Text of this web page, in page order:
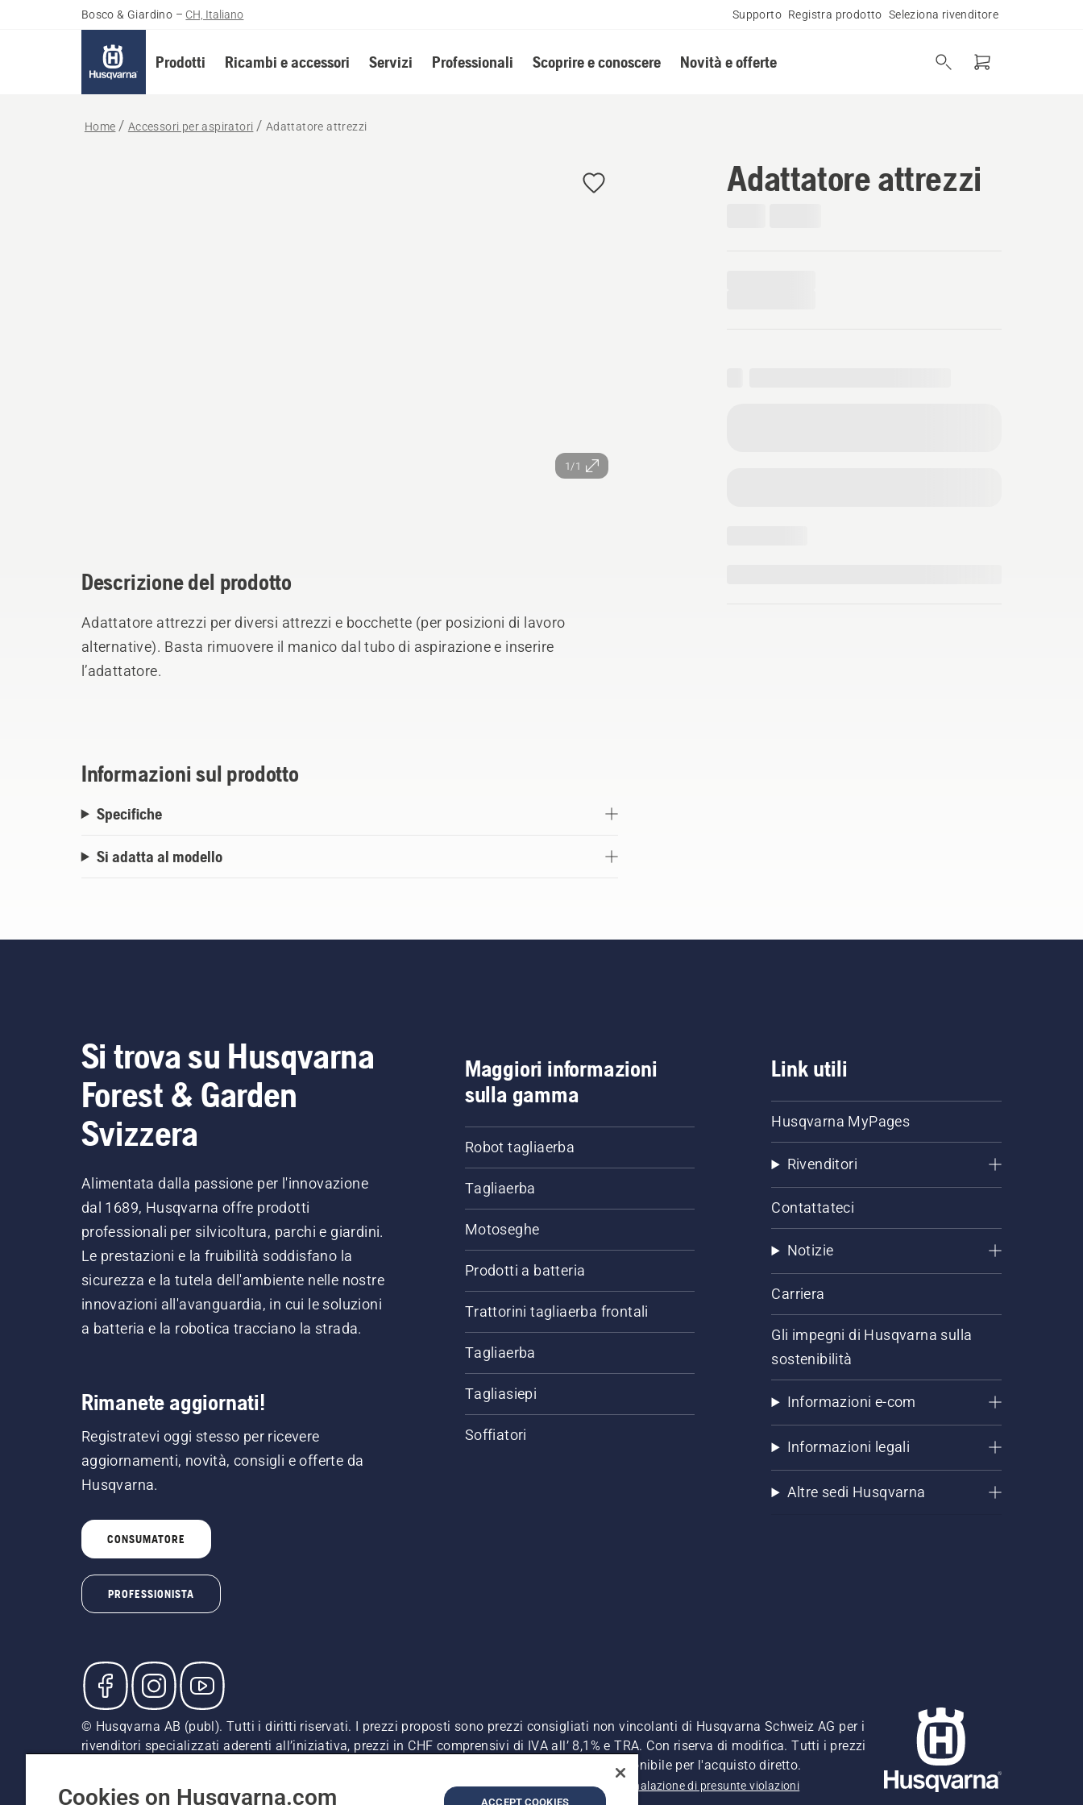
Bosco & Giardino – CH, Italiano Supporto Registra prodotto Seleziona rivenditore
Prodotti Ricambi e accessori Servizi Professionali Scoprire e conoscere Novità e offerte
Home Accessori per aspiratori Adattatore attrezzi
1/1
Adattatore attrezzi
Descrizione del prodotto
Adattatore attrezzi per diversi attrezzi e bocchette (per posizioni di lavoro
alternative). Basta rimuovere il manico dal tubo di aspirazione e inserire
l’adattatore.
Informazioni sul prodotto
Specifiche
Si adatta al modello
Si trova su Husqvarna
Forest & Garden
Svizzera
Alimentata dalla passione per l'innovazione
dal 1689, Husqvarna offre prodotti
professionali per silvicoltura, parchi e giardini.
Le prestazioni e la fruibilità soddisfano la
sicurezza e la tutela dell'ambiente nelle nostre
innovazioni all'avanguardia, in cui le soluzioni
a batteria e la robotica tracciano la strada.
Rimanete aggiornati!
Registratevi oggi stesso per ricevere
aggiornamenti, novità, consigli e offerte da
Husqvarna.
CONSUMATORE
PROFESSIONISTA
Maggiori informazioni
sulla gamma
Robot tagliaerba
Tagliaerba
Motoseghe
Prodotti a batteria
Trattorini tagliaerba frontali
Tagliaerba
Tagliasiepi
Soffiatori
Link utili
Husqvarna MyPages
Rivenditori
Contattateci
Notizie
Carriera
Gli impegni di Husqvarna sulla
sostenibilità
Informazioni e-com
Informazioni legali
Altre sedi Husqvarna
© Husqvarna AB (publ). Tutti i diritti riservati. I prezzi proposti sono prezzi consigliati non vincolanti di Husqvarna Schweiz AG per i
rivenditori specializzati aderenti all’iniziativa, prezzi in CHF comprensivi di IVA all’ 8,1% e TRA. Con riserva di modifica. Tutti i prezzi
indicati sono prezzi al dettaglio consigliati (IVA inclusa), a meno che il prodotto non sia disponibile per l'acquisto diretto.
Informativa sui cookie Riferimenti CGVF Negozio online Segnalazione di presunte violazioni
Cookies on Husqvarna.com ACCEPT COOKIES